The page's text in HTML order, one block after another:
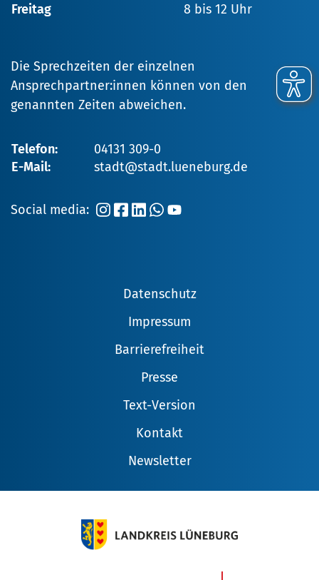
Freitag
8 bis 12 Uhr
Die Sprechzeiten der einzelnen
Ansprechpartner:innen können von den
genannten Zeiten abweichen.
Telefon:
04131 309-0
E-Mail:
stadt@stadt.lueneburg.de
Social media:
Datenschutz
Impressum
Barrierefreiheit
Presse
Text-Version
Kontakt
Newsletter